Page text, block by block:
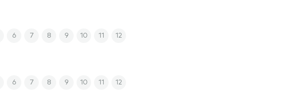
6 7 8 9 10 11 12
6 7 8 9 10 11 12